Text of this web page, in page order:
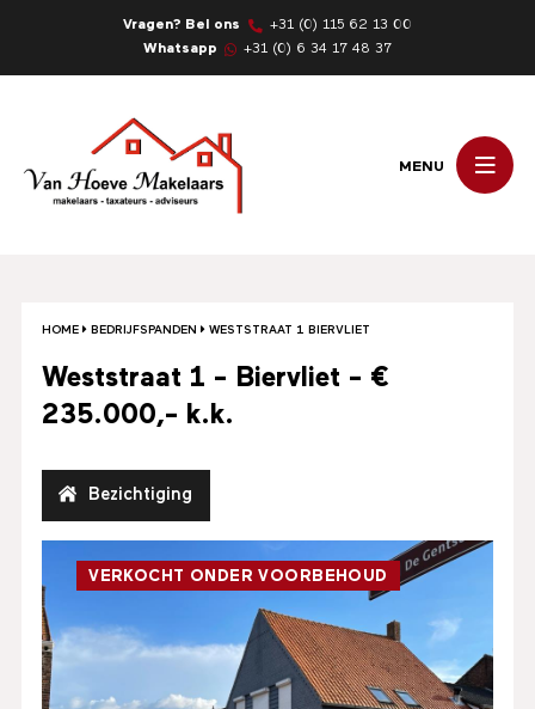
Vragen? Bel ons
+31 (0) 115 62 13 00
Whatsapp
+31 (0) 6 34 17 48 37
MENU
HOME BEDRIJFSPANDEN WESTSTRAAT 1 BIERVLIET
Weststraat 1 - Biervliet - €
235.000,- k.k.
Bezichtiging
VERKOCHT ONDER VOORBEHOUD